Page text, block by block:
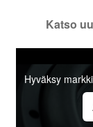
Katso
Hyväksy